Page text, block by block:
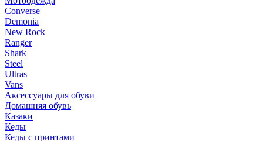
Converse
Demonia
New Rock
Ranger
Shark
Steel
Ultras
Vans
Аксессуары для обуви
Домашняя обувь
Казаки
Кеды
Кеды с принтами